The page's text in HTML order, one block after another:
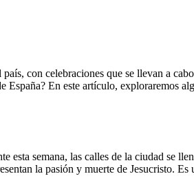
con celebraciones que se llevan a
En este artículo, exploraremos
esta semana, las calles de la ciudad se
la pasión y muerte de Jesucristo.